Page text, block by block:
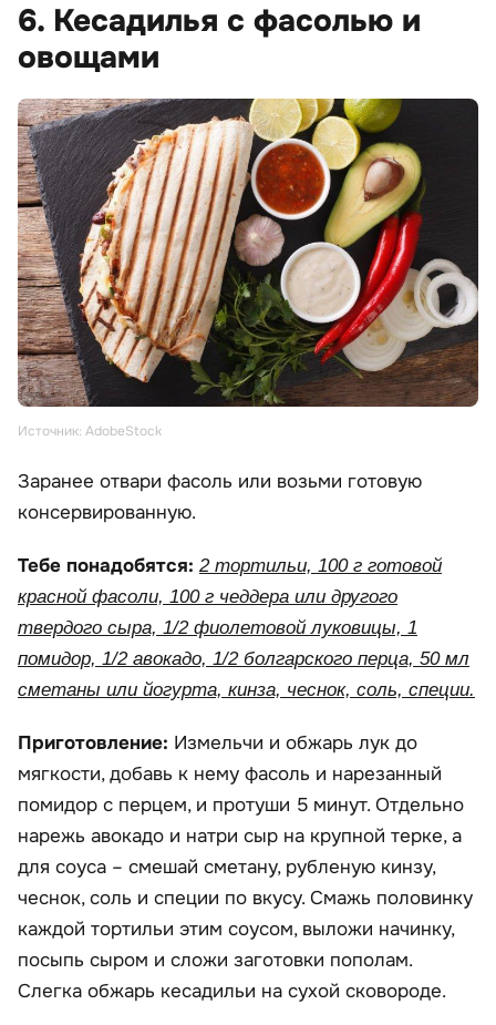
6. Кесадилья с фасолью и
овощами
Источник: AdobeStock
Заранее отвари фасоль или возьми готовую
консервированную.
Тебе понадобятся: 2 тортильи, 100 г готовой
красной фасоли, 100 г чеддера или другого
твердого сыра, 1/2 фиолетовой луковицы, 1
помидор, 1/2 авокадо, 1/2 болгарского перца, 50 мл
сметаны или йогурта, кинза, чеснок, соль, специи.
Приготовление: Измельчи и обжарь лук до
мягкости, добавь к нему фасоль и нарезанный
помидор с перцем, и протуши 5 минут. Отдельно
нарежь авокадо и натри сыр на крупной терке, а
для соуса – смешай сметану, рубленую кинзу,
чеснок, соль и специи по вкусу. Смажь половинку
каждой тортильи этим соусом, выложи начинку,
посыпь сыром и сложи заготовки пополам.
Слегка обжарь кесадильи на сухой сковороде.